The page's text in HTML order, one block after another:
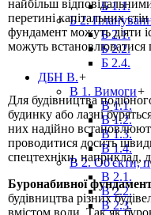
Б 1.1.
Б 2.
Б 2.1.
Б 2.2.
Б 2.4.
ДБН В.+
В 1. Вимоги+
В 1.1.
В 1.2.
В 1.3.
В 1.4.
В 2. Об'єкти,
В 2.1.
В 2.2.
В 2.3.
найбільш
перетині капітальних
фундамент можуть діяти
можуть встановлюватися
Для будівництва
будинку або лазні
них надійно
проводитися досить
спецтехніки, наприклад,
Буронабивної
будівництва різних